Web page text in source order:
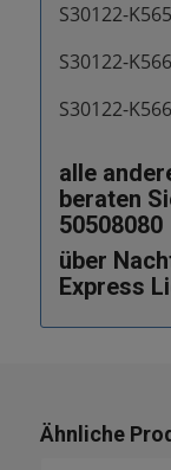
S30122-
S30122-
S30122-
alle
beraten
50508080
über
Express
Ähnliche